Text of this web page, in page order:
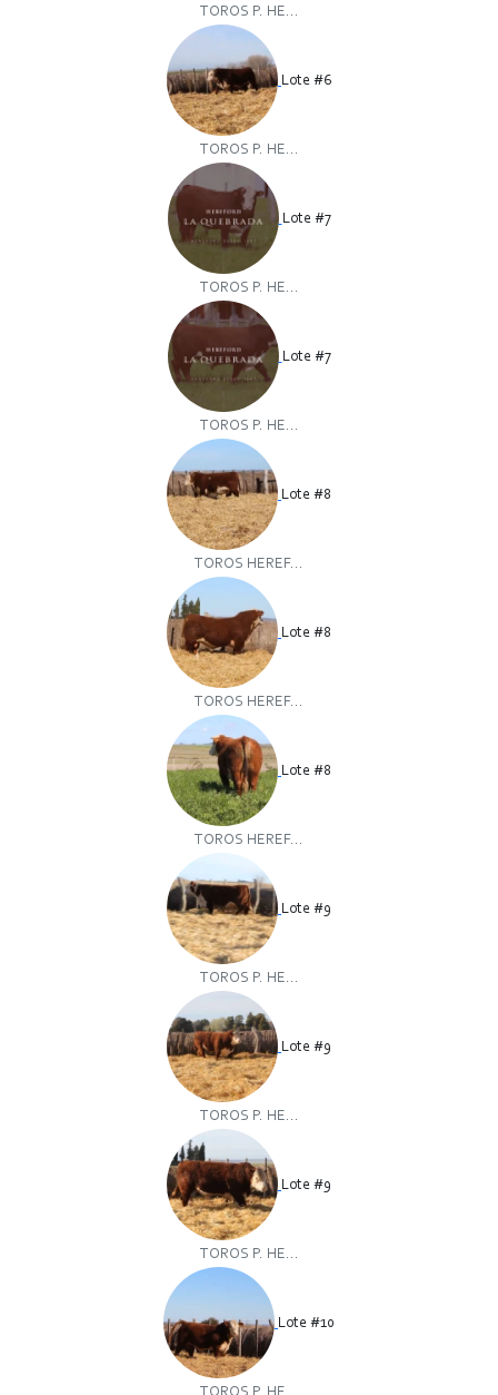
TOROS P. HE...
Lote #6
TOROS P. HE...
Lote #7
TOROS P. HE...
Lote #7
TOROS P. HE...
Lote #8
TOROS HEREF...
Lote #8
TOROS HEREF...
Lote #8
TOROS HEREF...
Lote #9
TOROS P. HE...
Lote #9
TOROS P. HE...
Lote #9
TOROS P. HE...
Lote #10